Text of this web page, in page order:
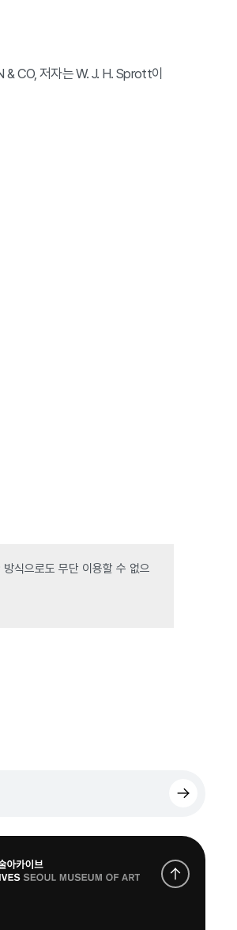
CO, 저자는 W. J. H. Sprott이
식으로도 무단 이용할 수 없으